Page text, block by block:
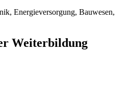
Energieversorgung, Bauwesen,
Weiterbildung